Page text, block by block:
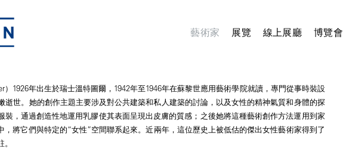
藝術家 展覽 線上展廳 博覽會
）1926年出生於瑞士溫特圖爾，1942年至1946年在蘇黎世應用藝術學院就讀，專門從事時裝設
逝世。她的創作主題主要涉及對公共建築和私人建築的討論，以及女性的精神氣質和身體的探
裝，通過創造性地運用乳膠使其表面呈現出皮膚的質感；之後她將這種藝術創作方法運用到家
，將它們與特定的“女性”空間聯系起來。近兩年，這位歷史上被低估的傑出女性藝術家得到了